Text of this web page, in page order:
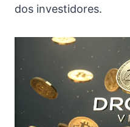
dos investidores.